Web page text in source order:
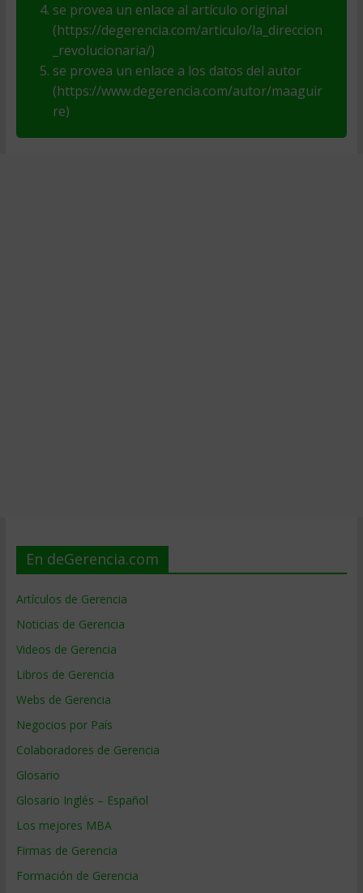
se provea un enlace al artículo original
(https://degerencia.com/articulo/la_direccion
_revolucionaria/)
se provea un enlace a los datos del autor
(https://www.degerencia.com/autor/maaguir
re)
En deGerencia.com
Artículos de Gerencia
Noticias de Gerencia
Videos de Gerencia
Libros de Gerencia
Webs de Gerencia
Negocios por País
Colaboradores de Gerencia
Glosario
Glosario Inglés – Español
Los mejores MBA
Firmas de Gerencia
Formación de Gerencia